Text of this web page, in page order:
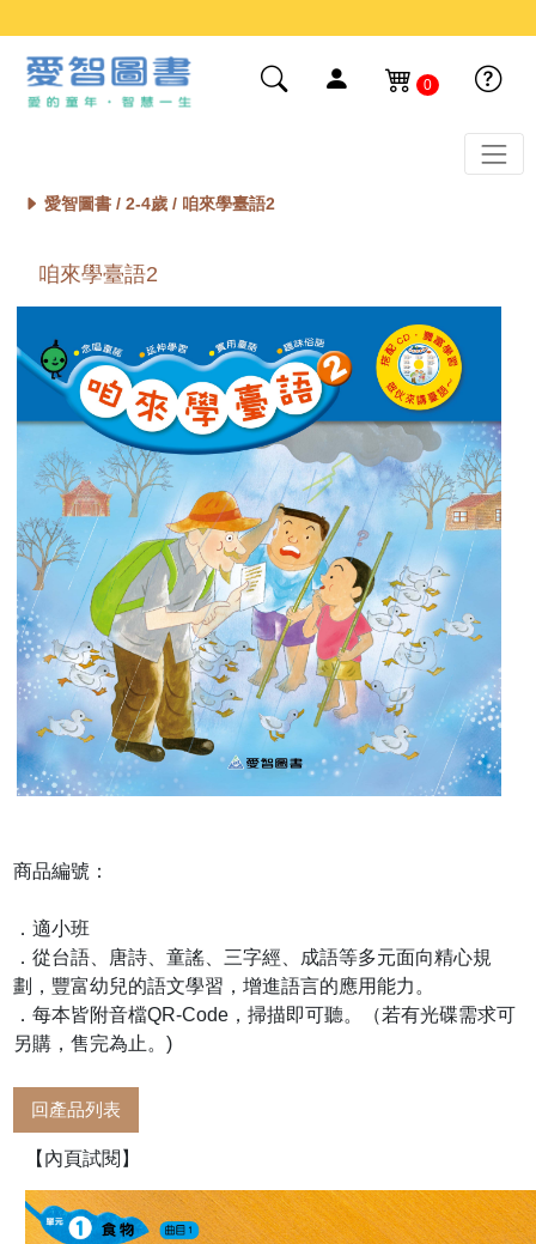
0
愛智圖書 / 2-4歲/ 咱來學臺語2
咱來學臺語2
商品編號：
．適小班
．從台語、唐詩、童謠、三字經、成語等多元面向精心規
劃，豐富幼兒的語文學習，增進語言的應用能力。
．每本皆附音檔QR-Code，掃描即可聽。（若有光碟需求可
另購，售完為止。)
回產品列表
【內頁試閱】